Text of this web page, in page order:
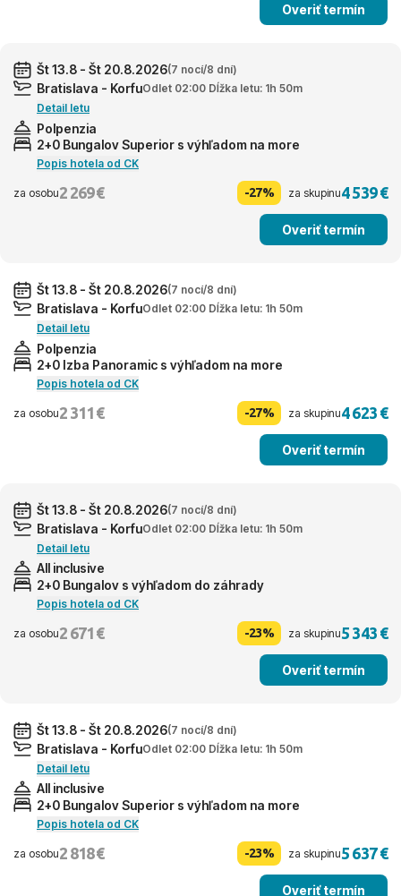
Overiť termín
Št 13.8 - Št 20.8.2026(7 nocí/8 dní)
Bratislava - KorfuOdlet 02:00 Dĺžka letu: 1h 50m
Detail letu
Polpenzia
2+0 Bungalov Superior s výhľadom na more
Popis hotela od CK
za osobu2 269 € -27% za skupinu4 539 €
Overiť termín
Št 13.8 - Št 20.8.2026(7 nocí/8 dní)
Bratislava - KorfuOdlet 02:00 Dĺžka letu: 1h 50m
Detail letu
Polpenzia
2+0 Izba Panoramic s výhľadom na more
Popis hotela od CK
za osobu2 311 € -27% za skupinu4 623 €
Overiť termín
Št 13.8 - Št 20.8.2026(7 nocí/8 dní)
Bratislava - KorfuOdlet 02:00 Dĺžka letu: 1h 50m
Detail letu
All inclusive
2+0 Bungalov s výhľadom do záhrady
Popis hotela od CK
za osobu2 671 € -23% za skupinu5 343 €
Overiť termín
Št 13.8 - Št 20.8.2026(7 nocí/8 dní)
Bratislava - KorfuOdlet 02:00 Dĺžka letu: 1h 50m
Detail letu
All inclusive
2+0 Bungalov Superior s výhľadom na more
Popis hotela od CK
za osobu2 818 € -23% za skupinu5 637 €
Overiť termín